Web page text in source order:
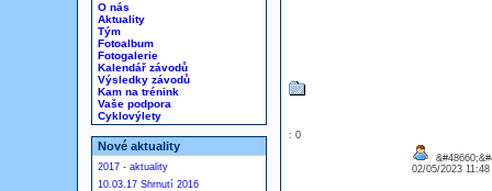
O nás
Aktuality
Tým
Fotoalbum
Fotogalerie
Kalendář závodů
Výsledky závodů
Kam na trénink
Vaše podpora
Cyklovýlety
Nové aktuality
2017 - aktuality
10.03.17 Shrnutí 2016
: 0
02/05/2023